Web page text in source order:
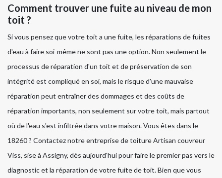
Comment trouver une fuite au niveau de mon
toit ?
Si vous pensez que votre toit a une fuite, les réparations de fuites
d'eau à faire soi-même ne sont pas une option. Non seulement le
processus de réparation d'un toit et de préservation de son
intégrité est compliqué en soi, mais le risque d'une mauvaise
réparation peut entraîner des dommages et des coûts de
réparation importants, non seulement sur votre toit, mais partout
où de l'eau s'est infiltrée dans votre maison. Vous êtes dans le
18260 ? Contactez notre entreprise de toiture Artisan couvreur
Viss, sise à Assigny, dès aujourd'hui pour faire le premier pas vers le
diagnostic et la réparation de votre fuite de toit. Bien que vous